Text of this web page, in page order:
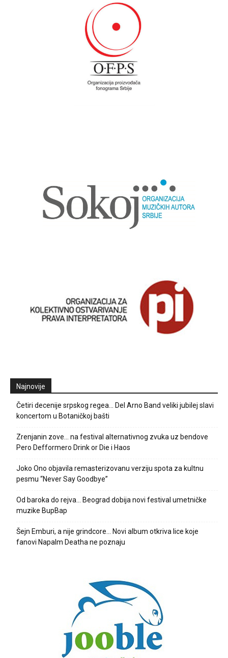
Najnovije
Četiri decenije srpskog regea… Del Arno Band veliki jubilej slavi
koncertom u Botaničkoj bašti
Zrenjanin zove… na festival alternativnog zvuka uz bendove
Pero Defformero Drink or Die i Haos
Joko Ono objavila remasterizovanu verziju spota za kultnu
pesmu “Never Say Goodbye”
Od baroka do rejva… Beograd dobija novi festival umetničke
muzike BupBap
Šejn Emburi, a nije grindcore… Novi album otkriva lice koje
fanovi Napalm Deatha ne poznaju